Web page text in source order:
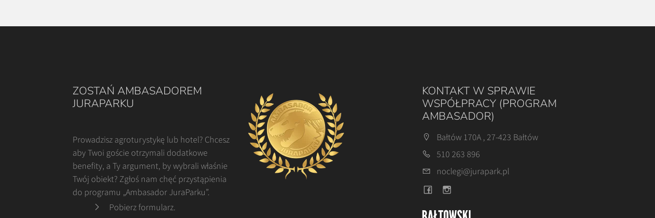
ZOSTAŃ AMBASADOREM
JURAPARKU
Prowadzisz agroturystykę lub hotel? Chcesz
aby Twoi goście otrzymali dodatkowe
benefity, a Ty argument, by wybrali właśnie
Twój obiekt? Zgłoś nam chęć przystąpienia
do programu „Ambasador JuraParku”.
Pobierz formularz
KONTAKT W SPRAWIE
WSPÓŁPRACY (PROGRAM
AMBASADOR)
Bałtów 170A , 27-423 Bałtów
510 263 896
noclegi@jurapark.pl